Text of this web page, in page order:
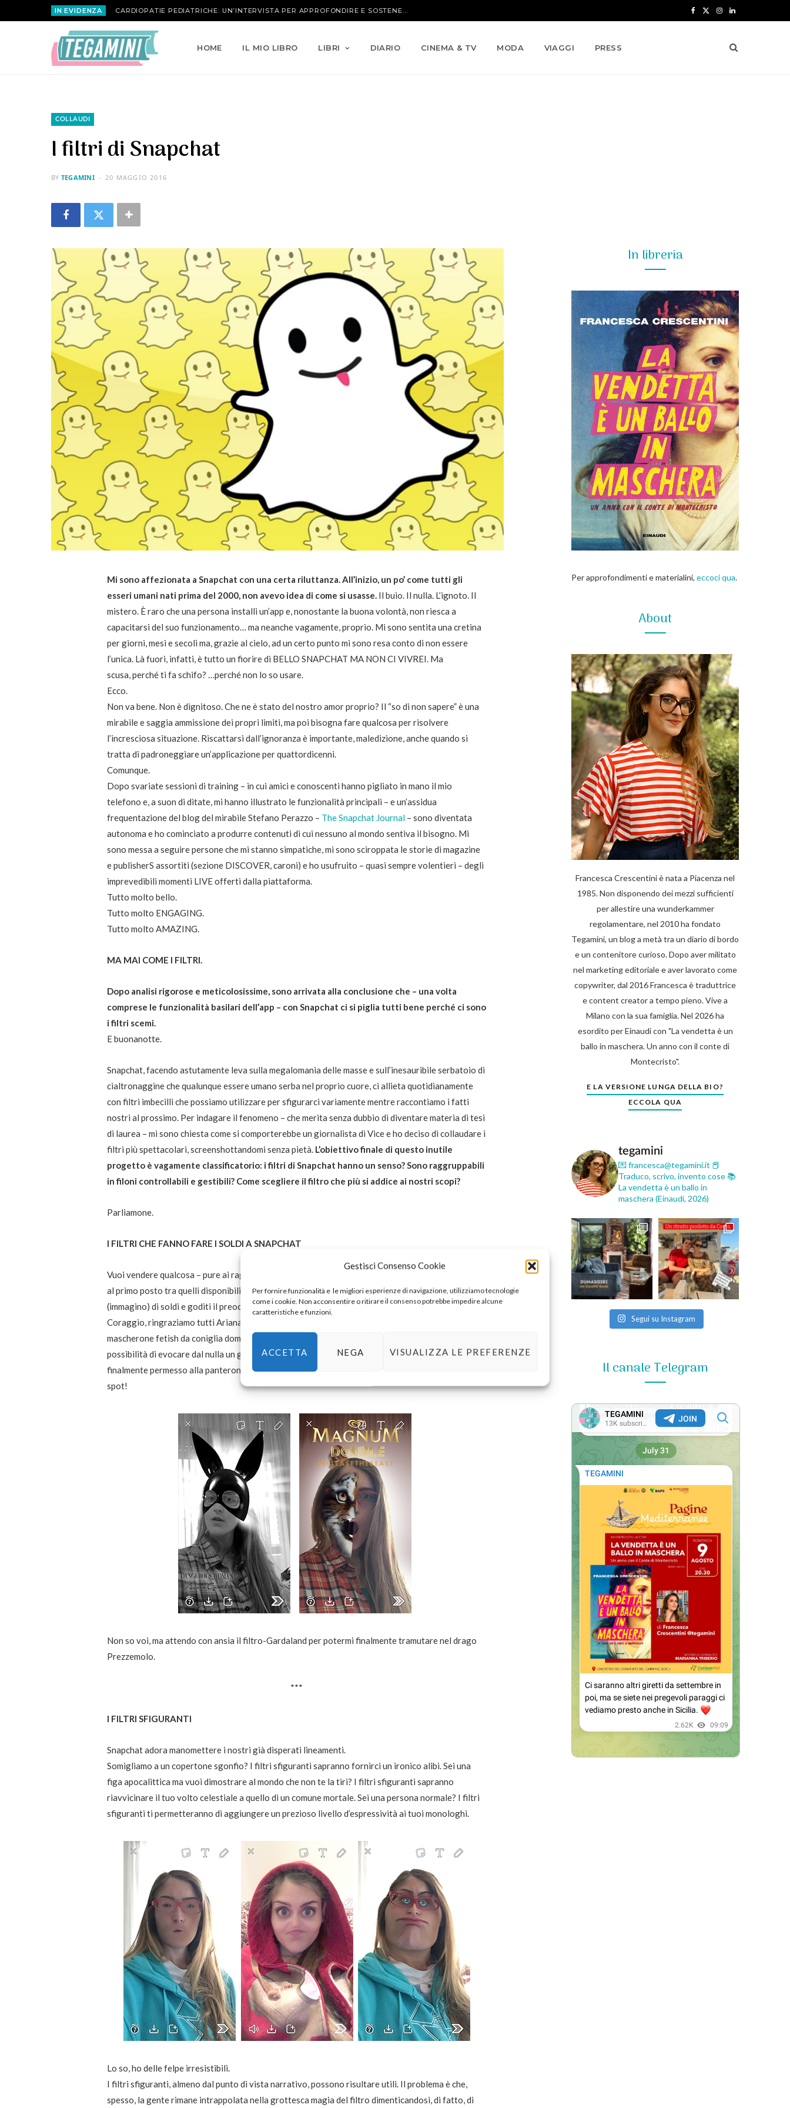
Gestisci Consenso Cookie
Per fornire funzionalità e le migliori esperienze di navigazione, utilizziamo tecnologie
come i cookie. Non acconsentire o ritirare il consenso potrebbe impedire alcune
caratteristiche e funzioni.
ACCETTA NEGA VISUALIZZA LE PREFERENZE
IN EVIDENZA MARIA ATTANASIO | LA ROSA INVERSA I L
n
HOME IL MIO LIBRO LIBRI DIARIO CINEMA & TV MODA VIAGGI PRESS
COLLAUDI
I filtri di Snapchat
BY TEGAMINI 20 MAGGIO 2016
Mi sono affezionata a Snapchat con una certa riluttanza. All’inizio, un po’ come tutti gli
esseri umani nati prima del 2000, non avevo idea di come si usasse.Il buio. Il nulla. L’ignoto. Il
mistero. È raro che una persona installi un’app e, nonostante la buona volontà, non riesca a
capacitarsi del suo funzionamento… ma neanche vagamente, proprio. Mi sono sentita una cretina
per giorni, mesi e secoli ma, grazie al cielo, ad un certo punto mi sono resa conto di non essere
l’unica. Là fuori, infatti, è tutto un fiorire di BELLO SNAPCHAT MA NON CI VIVREI. Ma
scusa, perché ti fa schifo? …perché non lo so usare.
Ecco.
Non va bene. Non è dignitoso. Che ne è stato del nostro amor proprio? Il “so di non sapere” è una
mirabile e saggia ammissione dei propri limiti, ma poi bisogna fare qualcosa per risolvere
l’incresciosa situazione. Riscattarsi dall’ignoranza è importante, maledizione, anche quando si
tratta di padroneggiare un’applicazione per quattordicenni.
Comunque.
Dopo svariate sessioni di training – in cui amici e conoscenti hanno pigliato in mano il mio
telefono e, a suon di ditate, mi hanno illustrato le funzionalità principali – e un’assidua
frequentazione del blog del mirabile Stefano Perazzo – The Snapchat Journal– sono diventata
autonoma e ho cominciato a produrre contenuti di cui nessuno al mondo sentiva il bisogno. Mi
sono messa a seguire persone che mi stanno simpatiche, mi sono sciroppata le storie di magazine
e publisherS assortiti (sezione DISCOVER, caroni) e ho usufruito – quasi sempre volentieri – degli
imprevedibili momenti LIVE offerti dalla piattaforma.
Tutto molto bello.
Tutto molto ENGAGING.
Tutto molto AMAZING.
MA MAI COME I FILTRI.
Dopo analisi rigorose e meticolosissime, sono arrivata alla conclusione che – una volta
comprese le funzionalità basilari dell’app – con Snapchat ci si piglia tutti bene perché ci sono
i filtri scemi.
E buonanotte.
Snapchat, facendo astutamente leva sulla megalomania delle masse e sull’inesauribile serbatoio di
cialtronaggine che qualunque essere umano serba nel proprio cuore, ci allieta quotidianamente
con filtri imbecilli che possiamo utilizzare per sfigurarci variamente mentre raccontiamo i fatti
nostri al prossimo. Per indagare il fenomeno – che merita senza dubbio di diventare materia di tesi
di laurea – mi sono chiesta come si comporterebbe un giornalista di Vice e ho deciso di collaudare i
filtri più spettacolari, screenshottandomi senza pietà. L’obiettivo finale di questo inutile
progetto è vagamente classificatorio: i filtri di Snapchat hanno un senso? Sono raggruppabili
in filoni controllabili e gestibili? Come scegliere il filtro che più si addice ai nostri scopi?
Parliamone.
I FILTRI CHE FANNO FARE I SOLDI A SNAPCHAT
Vuoi vendere qualcosa – pure ai ragazzini? Chiedi a Snapchat di fabbricarti un filtro e di metterlo
al primo posto tra quelli disponibili in una determinata giornata. A quel punto, sgancia un casino
(immagino) di soldi e goditi il preoccupante show.
Coraggio, ringraziamo tutti Ariana Grande per averci dato l’opportunità di indossare un
mascherone fetish da coniglia dominatrice – con tanto di luce della santità sullo sfondo e
possibilità di evocare dal nulla un gigantesco bacio glitterato – e al Magnum Double per aver
finalmente permesso alla panterona che è in noi di balzare allo scoperto – proprio come nello
spot!
Non so voi, ma attendo con ansia il filtro-Gardaland per potermi finalmente tramutare nel drago
Prezzemolo.
***
I FILTRI SFIGURANTI
Snapchat adora manomettere i nostri già disperati lineamenti.
Somigliamo a un copertone sgonfio? I filtri sfiguranti sapranno fornirci un ironico alibi. Sei una
figa apocalittica ma vuoi dimostrare al mondo che non te la tiri? I filtri sfiguranti sapranno
riavvicinare il tuo volto celestiale a quello di un comune mortale. Sei una persona normale? I filtri
sfiguranti ti permetteranno di aggiungere un prezioso livello d’espressività ai tuoi monologhi.
Lo so, ho delle felpe irresistibili.
I filtri sfiguranti, almeno dal punto di vista narrativo, possono risultare utili. Il problema è che,
spesso, la gente rimane intrappolata nella grottesca magia del filtro dimenticandosi, di fatto, di
In libreria
Per approfondimenti e materialini, eccoci qua.
About
Francesca Crescentini è nata a Piacenza nel
1985. Non disponendo dei mezzi sufficienti
per allestire una wunderkammer
regolamentare, nel 2010 ha fondato
Tegamini, un blog a metà tra un diario di bordo
e un contenitore curioso. Dopo aver militato
nel marketing editoriale e aver lavorato come
copywriter, dal 2016 Francesca è traduttrice
e content creator a tempo pieno. Vive a
Milano con la sua famiglia. Nel 2026 ha
esordito per Einaudi con "La vendetta è un
ballo in maschera. Un anno con il conte di
Montecristo".
E LA VERSIONE LUNGA DELLA BIO?
ECCOLA QUA
tegamini
💌 francesca@tegamini.it 📕
Traduco, scrivo, invento cose 📚
La vendetta è un ballo in
maschera (Einaudi, 2026)
Segui su Instagram
Il canale Telegram